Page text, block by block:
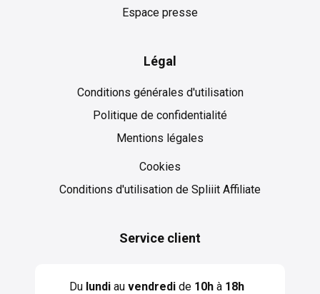
Espace presse
Légal
Conditions générales d'utilisation
Politique de confidentialité
Mentions légales
Cookies
Conditions d'utilisation de Spliiit Affiliate
Service client
Du lundiau vendredide 10hà 18h